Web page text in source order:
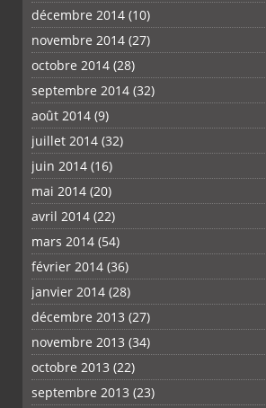
décembre 2014 (10)
novembre 2014 (27)
octobre 2014 (28)
septembre 2014 (32)
août 2014 (9)
juillet 2014 (32)
juin 2014 (16)
mai 2014 (20)
avril 2014 (22)
mars 2014 (54)
février 2014 (36)
janvier 2014 (28)
décembre 2013 (27)
novembre 2013 (34)
octobre 2013 (22)
septembre 2013 (23)